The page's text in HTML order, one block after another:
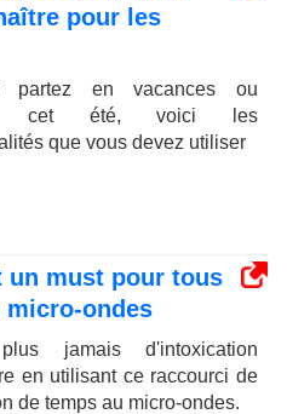
pour les
partez en vacances ou
cet été, voici les
que vous devez utiliser
un must pour tous
ondes
jamais d'intoxication
en utilisant ce raccourci de
de temps au micro-ondes.